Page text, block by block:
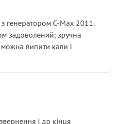
генератором C-Max 2011.
задоволений; зручна
можна випити кави і
і до кінця